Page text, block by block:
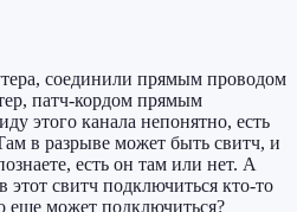
соединили прямым проводом
патч-кордом прямым
этого канала непонятно, есть
в разрыве может быть свитч, и
есть он там или нет. А
этот свитч подключиться кто-то
еще может подключиться?